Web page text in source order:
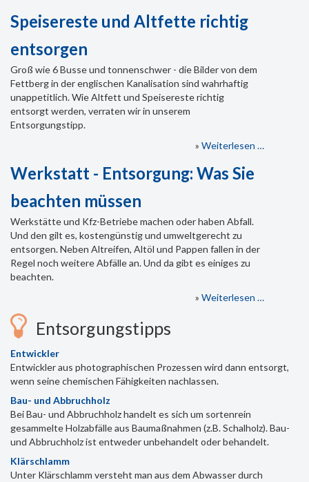
Speisereste und Altfette richtig
entsorgen
Groß wie 6 Busse und tonnenschwer - die Bilder von dem
Fettberg in der englischen Kanalisation sind wahrhaftig
unappetitlich. Wie Altfett und Speisereste richtig
entsorgt werden, verraten wir in unserem
Entsorgungstipp.
» Weiterlesen …
Werkstatt - Entsorgung: Was Sie
beachten müssen
Werkstätte und Kfz-Betriebe machen oder haben Abfall.
Und den gilt es, kostengünstig und umweltgerecht zu
entsorgen. Neben Altreifen, Altöl und Pappen fallen in der
Regel noch weitere Abfälle an. Und da gibt es einiges zu
beachten.
» Weiterlesen …
Entsorgungstipps
Entwickler
Entwickler aus photographischen Prozessen wird dann entsorgt,
wenn seine chemischen Fähigkeiten nachlassen.
Bau- und Abbruchholz
Bei Bau- und Abbruchholz handelt es sich um sortenrein
gesammelte Holzabfälle aus Baumaßnahmen (z.B. Schalholz). Bau-
und Abbruchholz ist entweder unbehandelt oder behandelt.
Klärschlamm
Unter Klärschlamm versteht man aus dem Abwasser durch